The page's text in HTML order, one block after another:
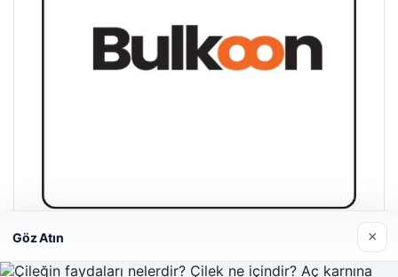
Bulkoon Toptan Ayakkabı
03/05/2026
Göz Atın ×